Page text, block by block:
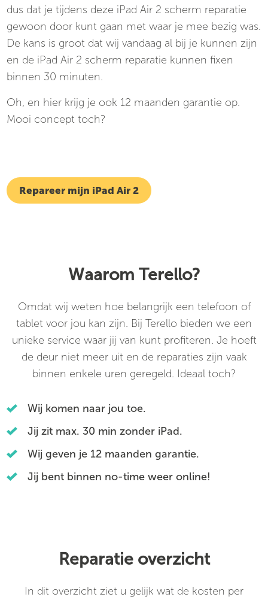
dus dat je tijdens deze iPad Air 2 scherm reparatie
gewoon door kunt gaan met waar je mee bezig was.
De kans is groot dat wij vandaag al bij je kunnen zijn
en de iPad Air 2 scherm reparatie kunnen fixen
binnen 30 minuten.
Oh, en hier krijg je ook 12 maanden garantie op.
Mooi concept toch?
Repareer mijn iPad Air 2
Waarom Terello?
Omdat wij weten hoe belangrijk een telefoon of
tablet voor jou kan zijn. Bij Terello bieden we een
unieke service waar jij van kunt profiteren. Je hoeft
de deur niet meer uit en de reparaties zijn vaak
binnen enkele uren geregeld. Ideaal toch?
Wij komen naar jou toe.
Jij zit max. 30 min zonder iPad.
Wij geven je 12 maanden garantie.
Jij bent binnen no-time weer online!
Reparatie overzicht
In dit overzicht ziet u gelijk wat de kosten per